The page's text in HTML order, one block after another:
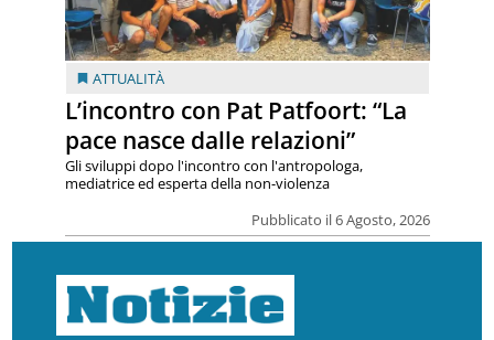
ATTUALITÀ
L’incontro con Pat Patfoort: “La
pace nasce dalle relazioni”
Pubblicato il 6 Agosto, 2026
Gli sviluppi dopo l'incontro con l'antropologa,
mediatrice ed esperta della non-violenza